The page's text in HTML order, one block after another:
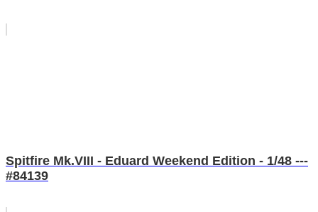
Spitfire Mk.VIII - Eduard Weekend Edition - 1/48 ---
#84139